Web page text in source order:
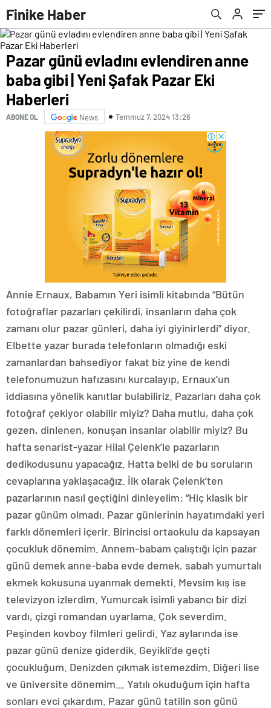
Finike Haber
Pazar günü evladını evlendiren anne
baba gibi | Yeni Şafak Pazar Eki
Haberleri
ABONE OL News Temmuz 7, 2024 13:26
Annie Ernaux, Babamın Yeri isimli kitabında “Bütün
fotoğraflar pazarları çekilirdi, insanların daha çok
zamanı olur pazar günleri, daha iyi giyinirlerdi” diyor.
Elbette yazar burada telefonların olmadığı eski
zamanlardan bahsediyor fakat biz yine de kendi
telefonumuzun hafızasını kurcalayıp, Ernaux’un
iddiasına yönelik kanıtlar bulabiliriz. Pazarları daha çok
fotoğraf çekiyor olabilir miyiz? Daha mutlu, daha çok
gezen, dinlenen, konuşan insanlar olabilir miyiz? Bu
hafta senarist-yazar Hilal Çelenk’le pazarların
dedikodusunu yapacağız. Hatta belki de bu soruların
cevaplarına yaklaşacağız. İlk olarak Çelenk’ten
pazarlarının nasıl geçtiğini dinleyelim: “Hiç klasik bir
pazar günüm olmadı. Pazar günlerinin hayatımdaki yeri
farklı dönemleri içerir. Birincisi ortaokulu da kapsayan
çocukluk dönemim. Annem-babam çalıştığı için pazar
günü demek anne-baba evde demek, sabah yumurtalı
ekmek kokusuna uyanmak demekti. Mevsim kış ise
televizyon izlerdim. Yumurcak isimli yabancı bir dizi
vardı, çizgi romandan uyarlama. Çok severdim.
Peşinden kovboy filmleri gelirdi. Yaz aylarında ise
pazar günü denize giderdik. Geyikli’de geçti
çocukluğum. Denizden çıkmak istemezdim. Diğeri lise
ve üniversite dönemim… Yatılı okuduğum için hafta
sonları evci çıkardım. Pazar günü tatilin son günü